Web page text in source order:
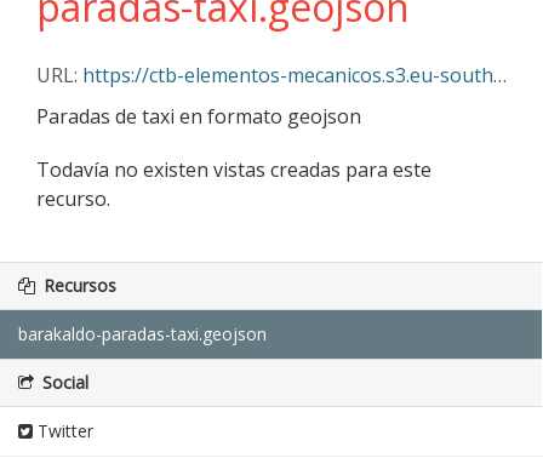
URL: https://ctb-elementos-mecanicos.s3.eu-south-2.amazonaws.com/barakaldo-paradas-taxi.geojson
Paradas de taxi en formato geojson
Todavía no existen vistas creadas para este
recurso.
Recursos
barakaldo-paradas-taxi.geojson
Social
Twitter